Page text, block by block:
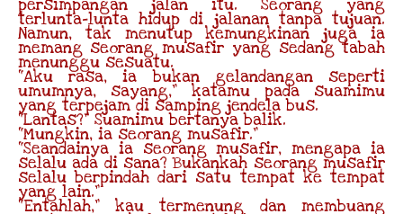
persimpangan jalan itu. Seorang yang
terlunta-lunta hidup di jalanan tanpa tujuan.
Namun, tak menutup kemungkinan juga ia
memang seorang musafir yang sedang tabah
menunggu sesuatu.
“Aku rasa, ia bukan gelandangan seperti
umumnya, sayang,” katamu pada suamimu
yang terpejam di samping jendela bus.
“Lantas?” Suamimu bertanya balik.
“Mungkin, ia seorang musafir.”
“Seandainya ia seorang musafir, mengapa ia
selalu ada di sana? Bukankah seorang musafir
selalu berpindah dari satu tempat ke tempat
yang lain.”
“Entahlah,” kau termenung dan membuang